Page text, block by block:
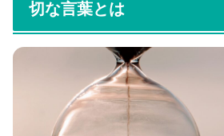
切な言葉とは